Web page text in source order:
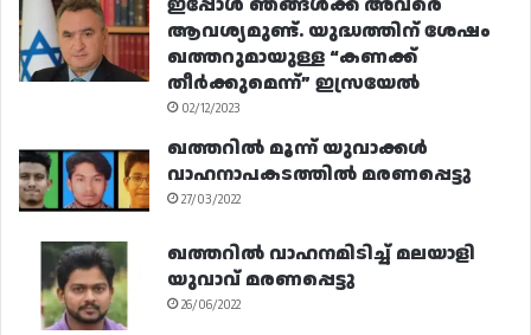
ആവശ്യമുണ്ട്. യുദ്ധത്തിന് ശേഷം
ഖത്തറുമായുള്ള “കണക്ക്
തീർക്കുമെന്ന്” ഇസ്രയേൽ
02/12/2023
ഖത്തറിൽ മൂന്ന് യുവാക്കൾ
വാഹനാപകടത്തിൽ മരണപ്പെട്ടു
27/03/2022
ഖത്തറിൽ വാഹനമിടിച്ച് മലയാളി
യുവാവ് മരണപ്പെട്ടു
26/06/2022